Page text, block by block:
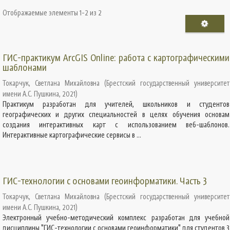
Отображаемые элементы 1-2 из 2
ГИС-практикум ArcGIS Online: работа с картографическими
шаблонами
Токарчук, Светлана Михайловна (Брестский государственный университет
имени А.С. Пушкина, 2021)
Практикум разработан для учителей, школьников и студентов
географических и других специальностей в целях обучения основам
создания интерактивных карт с использованием веб-шаблонов.
Интерактивные картографические сервисы в ...
ГИС-технологии с основами геоинформатики. Часть 3
Токарчук, Светлана Михайловна (Брестский государственный университет
имени А.С. Пушкина, 2021)
Электронный учебно-методический комплекс разработан для учебной
дисциплины "ГИС-технологии с основами геоинформатики" для студентов 3